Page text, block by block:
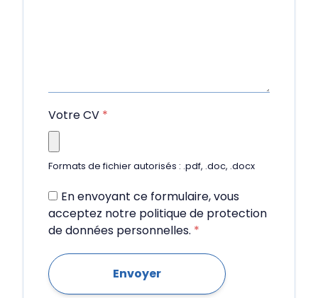
Votre CV *
Formats de fichier autorisés : .pdf, .doc, .docx
En envoyant ce formulaire, vous
acceptez notre politique de protection
de données personnelles. *